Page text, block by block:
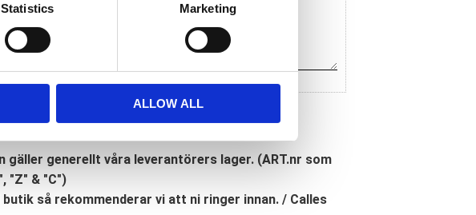
Statistics Marketing
ALLOW ALL
gäller generellt våra leverantörers lager. (ART.nr som
"Z" & "C")
butik så rekommenderar vi att ni ringer innan. / Calles